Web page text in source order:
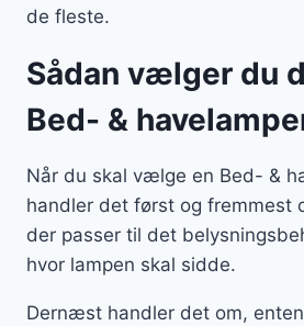
de fleste.
Sådan vælger du
Bed- &
Når du skal vælge en Bed- &
handler det først og fremmest
der passer til det
hvor lampen skal sidde.
Dernæst handler det om,